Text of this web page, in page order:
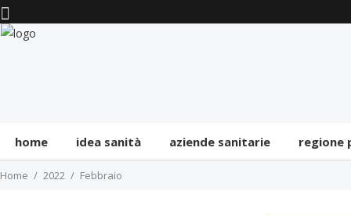
home idea sanità aziende sanitarie regione
Home 2022 Febbraio